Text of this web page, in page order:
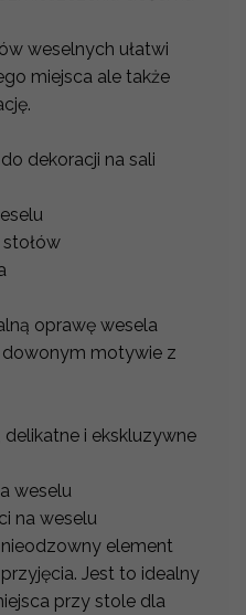
weselnych ułatwi
miejsca ale także
dekoracji na sali
oprawę wesela
motywie z
i ekskluzywne
weselu
na weselu
element
Jest to idealny
przy stole dla